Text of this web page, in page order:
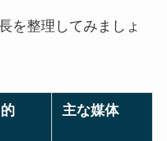
を整理してみましょ
主な媒体